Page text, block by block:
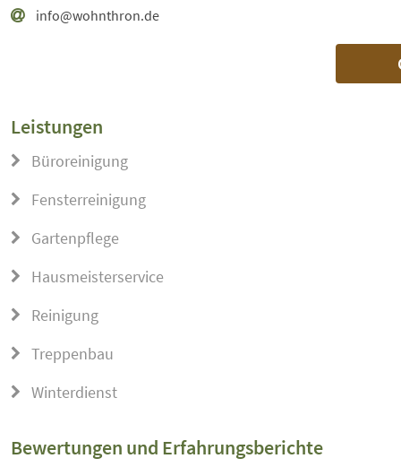
info@wohnthron.de
Leistungen
Büroreinigung
Fensterreinigung
Gartenpflege
Hausmeisterservice
Reinigung
Treppenbau
Winterdienst
Bewertungen und Erfahrungsberichte